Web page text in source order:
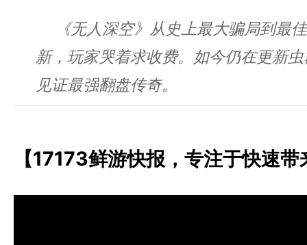
《无人深空》从史上最大骗局到最
新，玩家哭着求收费。如今仍在更新
见证最强翻盘传奇。
【17173鲜游快报，专注于快速